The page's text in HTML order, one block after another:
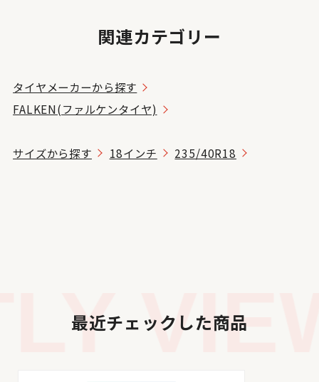
関連カテゴリー
タイヤメーカーから探す
FALKEN(ファルケンタイヤ)
サイズから探す 18インチ 235/40R18
最近チェックした商品